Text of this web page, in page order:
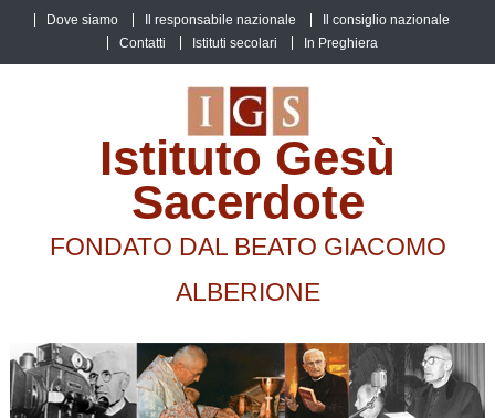
content
Dove siamo Il responsabile nazionale
Il consiglio nazionale
Contatti
Istituti secolari In Preghiera
Istituto Gesù
Sacerdote
FONDATO DAL BEATO GIACOMO
ALBERIONE